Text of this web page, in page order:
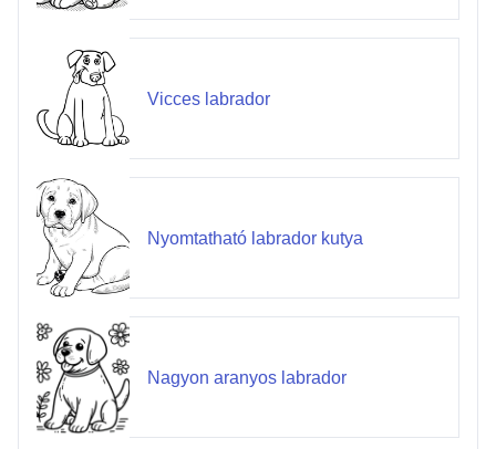
Vicces labrador
Nyomtatható labrador kutya
Nagyon aranyos labrador